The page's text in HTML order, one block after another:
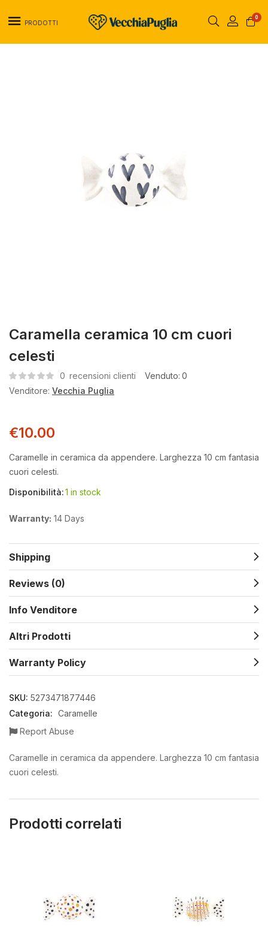
PRODOTTI
0
Caramella ceramica 10 cm cuori
celesti
0 recensioni clienti Venduto: 0
Venditore: Vecchia Puglia
€10.00
Caramelle in ceramica da appendere. Larghezza 10 cm fantasia
cuori celesti.
Disponibilità:1 in stock
Warranty: 14 Days
Shipping
Reviews (0)
Info Venditore
Altri Prodotti
Warranty Policy
SKU: 5273471877446
Categoria: Caramelle
Report Abuse
Caramelle in ceramica da appendere. Larghezza 10 cm fantasia
cuori celesti.
Prodotti correlati